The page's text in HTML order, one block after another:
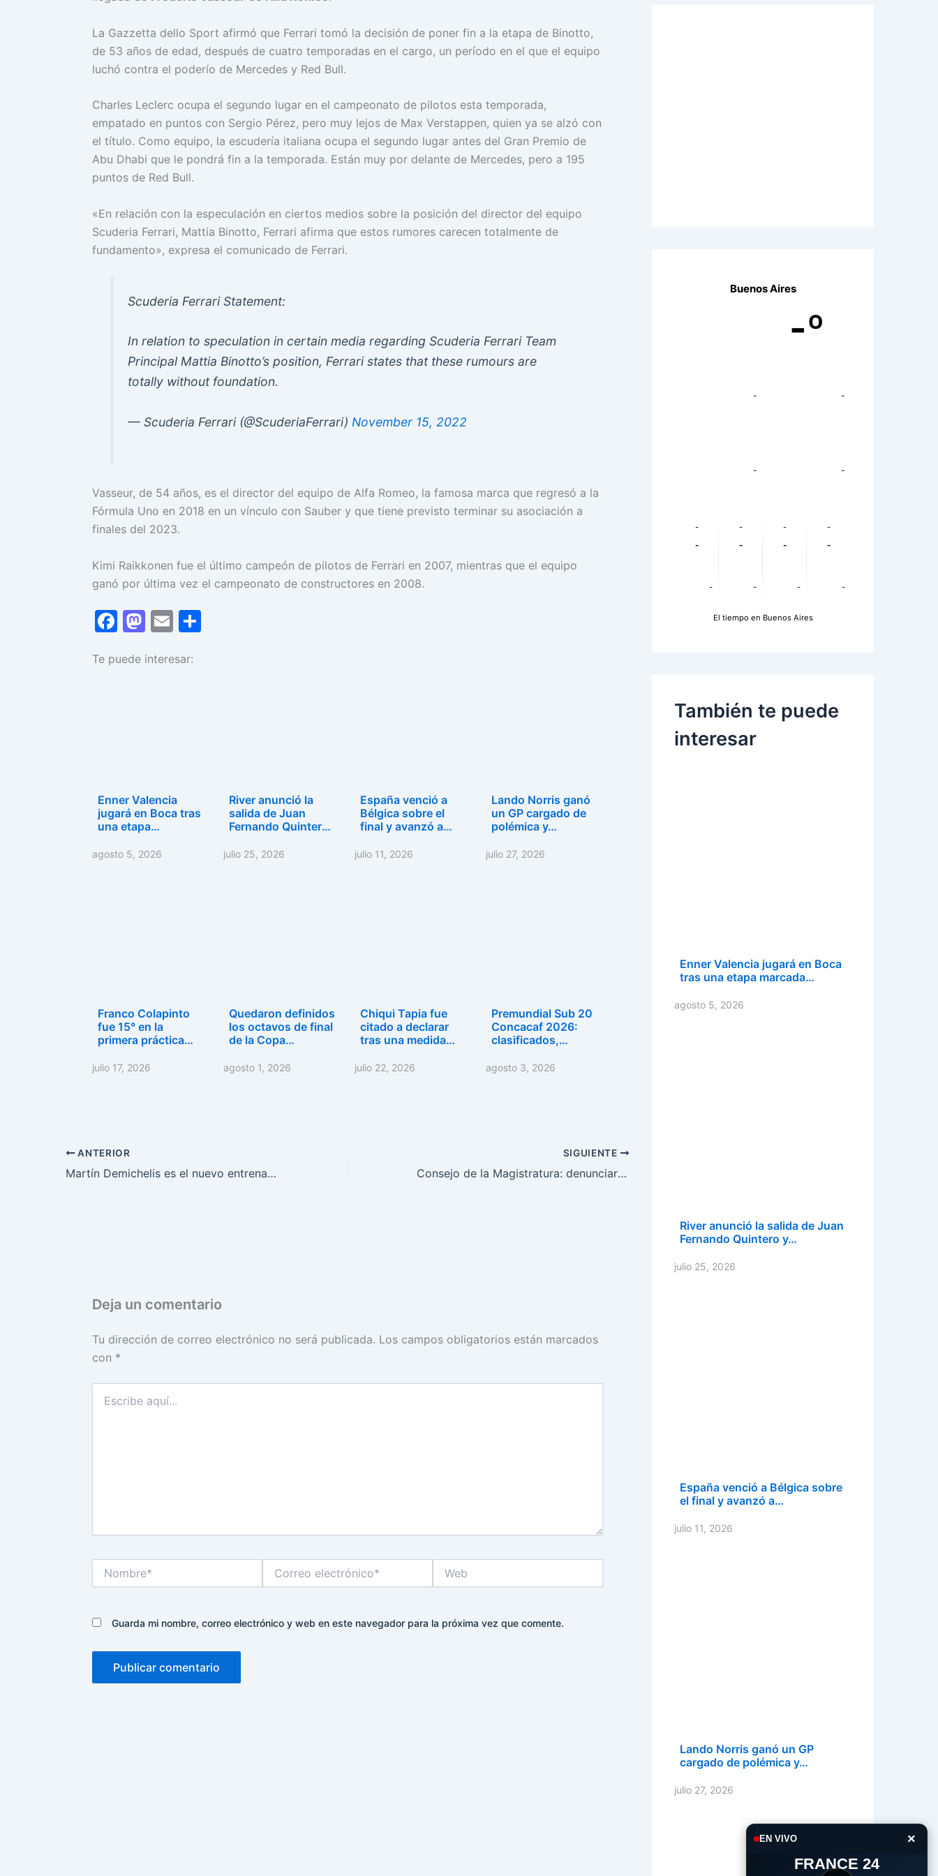
La Gazzetta dello Sport afirmó que Ferrari tomó la decisión de poner fin a la etapa de Binotto,
de 53 años de edad, después de cuatro temporadas en el cargo, un período en el que el equipo
luchó contra el poderío de Mercedes y Red Bull.
Charles Leclerc ocupa el segundo lugar en el campeonato de pilotos esta temporada,
empatado en puntos con Sergio Pérez, pero muy lejos de Max Verstappen, quien ya se alzó con
el título. Como equipo, la escudería italiana ocupa el segundo lugar antes del Gran Premio de
Abu Dhabi que le pondrá fin a la temporada. Están muy por delante de Mercedes, pero a 195
puntos de Red Bull.
«En relación con la especulación en ciertos medios sobre la posición del director del equipo
Scuderia Ferrari, Mattia Binotto, Ferrari afirma que estos rumores carecen totalmente de
fundamento», expresa el comunicado de Ferrari.
Scuderia Ferrari Statement:
In relation to speculation in certain media regarding Scuderia Ferrari Team
Principal Mattia Binotto’s position, Ferrari states that these rumours are
totally without foundation.
— Scuderia Ferrari (@ScuderiaFerrari) November 15, 2022
Vasseur, de 54 años, es el director del equipo de Alfa Romeo, la famosa marca que regresó a la
Fórmula Uno en 2018 en un vínculo con Sauber y que tiene previsto terminar su asociación a
finales del 2023.
Kimi Raikkonen fue el último campeón de pilotos de Ferrari en 2007, mientras que el equipo
ganó por última vez el campeonato de constructores en 2008.
F
c
M
st
E
ai
Te puede interesar:
Enner Valencia
jugará en Boca tras
una etapa
agosto 5, 2026
River anunció la
salida de Juan
Fernando Quintero
julio 25, 2026
España venció a
Bélgica sobre el
final y avanzó a…
julio 11, 2026
Lando Norris ganó
un GP cargado de
polémica y…
julio 27, 2026
Franco Colapinto
fue 15° en la
primera práctica…
julio 17, 2026
Quedaron definidos
los octavos de final
de la Copa…
agosto 1, 2026
Chiqui Tapia fue
citado a declarar
tras una medida…
julio 22, 2026
Premundial Sub 20
Concacaf 2026:
clasificados,…
agosto 3, 2026
ANTERIOR
Martín Demichelis es el nuevo entrenador de River
SIGUIENTE
Consejo de la Magistratura: denunciaron a Cristina Kirchner y senadores por la designación de Doñate
Deja un comentario
Tu dirección de correo electrónico no será publicada. Los campos obligatorios están marcados
con *
aquí...
electrónico*
Guarda mi nombre, correo electrónico y web en este navegador para la próxima vez que comente.
Buenos Aires
-º
- -
- -
-
-
-
-
-
-
-
-
-
-
-
-
El tiempo en Buenos Aires
También te puede
interesar
Enner Valencia jugará en Boca
tras una etapa marcada…
agosto 5, 2026
River anunció la salida de Juan
Fernando Quintero y…
julio 25, 2026
España venció a Bélgica sobre
el final y avanzó a…
julio 11, 2026
Lando Norris ganó un GP
cargado de polémica y…
julio 27, 2026
EN VIVO ×
FRANCE 24